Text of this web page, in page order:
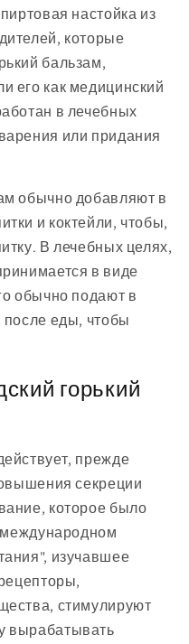
настойка из
которые
бальзам,
его как медицинский
в лечебных
или придания
обычно добавляют в
и коктейли, чтобы,
В лечебных целях,
в виде
обычно подают в
после еды, чтобы
горький
прежде
секреции
которое было
изучавшее
стимулируют
вырабатывать